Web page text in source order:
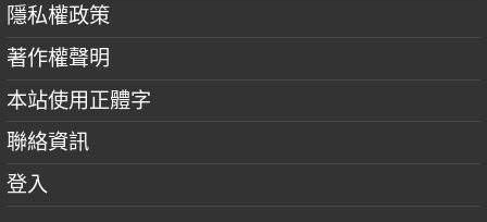
隱私權政策
著作權聲明
本站使用正體字
聯絡資訊
登入